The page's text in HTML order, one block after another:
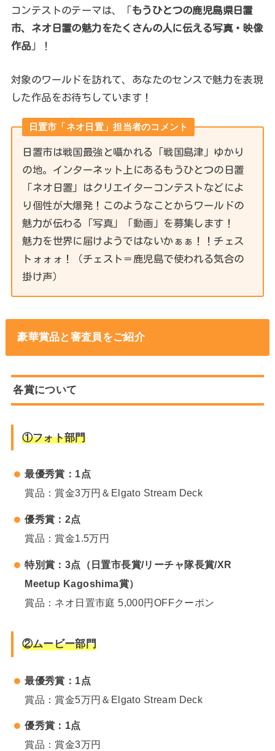
コンテストのテーマは、「もうひとつの鹿児島県日置
市、ネオ日置の魅力をたくさんの人に伝える写真・映像
作品 」！
対象のワールドを訪れて、あなたのセンスで魅力を表現
した作品をお待ちしています！
日置市「ネオ日置」担当者のコメント
日置市は戦国最強と囁かれる「戦国島津」ゆかり
の地。インターネット上にあるもうひとつの日置
「ネオ日置」はクリエイターコンテストなどによ
り個性が大爆発！このようなことからワールドの
魅力が伝わる「写真」「動画」を募集します！
魅力を世界に届けようではないかぁぁ！！チェス
トォォォ！（チェスト＝鹿児島で使われる気合の
掛け声）
豪華賞品と審査員をご紹介
各賞について
①フォト部門
最優秀賞：1点
賞品：賞金3万円＆Elgato Stream Deck
優秀賞：2点
賞品：賞金1.5万円
特別賞：3点（日置市長賞/リーチャ隊長賞/XR
Meetup Kagoshima賞）
賞品：ネオ日置市庭 5,000円OFFクーポン
②ムービー部門
最優秀賞：1点
賞品：賞金5万円＆Elgato Stream Deck
優秀賞：1点
賞品：賞金3万円